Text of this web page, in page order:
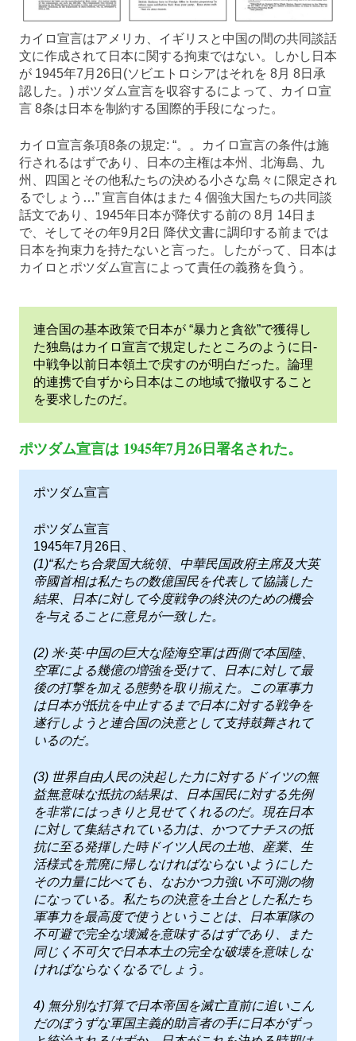
カイロ宣言はアメリカ、イギリスと中国の間の共同談話
文に作成されて日本に関する拘束ではない。しかし日本
が 1945年7月26日(ソビエトロシアはそれを 8月 8日承
認した。) ポツダム宣言を収容するによって、カイロ宣
言 8条は日本を制約する国際的手段になった。
カイロ宣言条項8条の規定: “。。カイロ宣言の条件は施
行されるはずであり、日本の主権は本州、北海島、九
州、四国とその他私たちの決める小さな島々に限定され
るでしょう…” 宣言自体はまた 4 個強大国たちの共同談
話文であり、1945年日本が降伏する前の 8月 14日ま
で、そしてその年9月2日 降伏文書に調印する前までは
日本を拘束力を持たないと言った。したがって、日本は
カイロとポツダム宣言によって責任の義務を負う。
連合国の基本政策で日本が “暴力と貪欲”で獲得し
た独島はカイロ宣言で規定したところのように日-
中戦争以前日本領土で戻すのが明白だった。論理
的連携で自ずから日本はこの地域で撤収すること
を要求したのだ。
ポツダム宣言は 1945年7月26日署名された。
ポツダム宣言
ポツダム宣言
1945年7月26日、
(1)“私たち合衆国大統領、中華民国政府主席及大英
帝國首相は私たちの数億国民を代表して協議した
結果、日本に対して今度戦争の終決のための機会
を与えることに意見が一致した。
(2) 米·英·中国の巨大な陸海空軍は西側で本国陸、
空軍による幾億の増強を受けて、日本に対して最
後の打撃を加える態勢を取り揃えた。この軍事力
は日本が抵抗を中止するまで日本に対する戦争を
遂行しようと連合国の決意として支持鼓舞されて
いるのだ。
(3) 世界自由人民の決起した力に対するドイツの無
益無意味な抵抗の結果は、日本国民に対する先例
を非常にはっきりと見せてくれるのだ。現在日本
に対して集結されている力は、かつてナチスの抵
抗に至る発揮した時ドイツ人民の土地、産業、生
活様式を荒廃に帰しなければならないようにした
その力量に比べても、なおかつ力強い不可測の物
になっている。私たちの決意を土台とした私たち
軍事力を最高度で使うということは、日本軍隊の
不可避で完全な壊滅を意味するはずであり、また
同じく不可欠で日本本土の完全な破壊を意味しな
ければならなくなるでしょう。
4) 無分別な打算で日本帝国を滅亡直前に追いこん
だのぼうずな軍国主義的助言者の手に日本がずっ